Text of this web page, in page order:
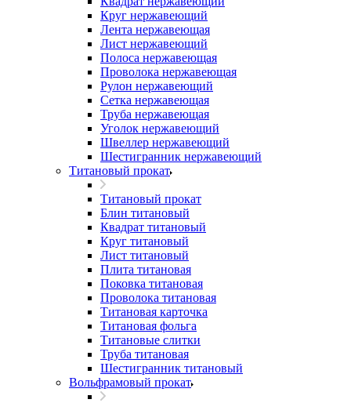
Круг нержавеющий
Лента нержавеющая
Лист нержавеющий
Полоса нержавеющая
Проволока нержавеющая
Рулон нержавеющий
Сетка нержавеющая
Труба нержавеющая
Уголок нержавеющий
Швеллер нержавеющий
Шестигранник нержавеющий
Титановый прокат
Титановый прокат
Блин титановый
Квадрат титановый
Круг титановый
Лист титановый
Плита титановая
Поковка титановая
Проволока титановая
Титановая карточка
Титановая фольга
Титановые слитки
Труба титановая
Шестигранник титановый
Вольфрамовый прокат